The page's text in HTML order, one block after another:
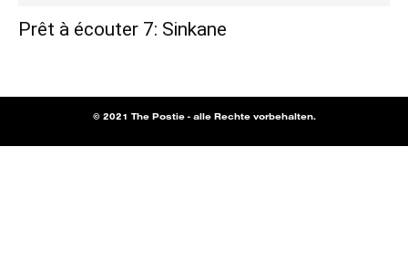
Prêt à écouter 7: Sinkane
© 2021 The Postie - alle Rechte vorbehalten.